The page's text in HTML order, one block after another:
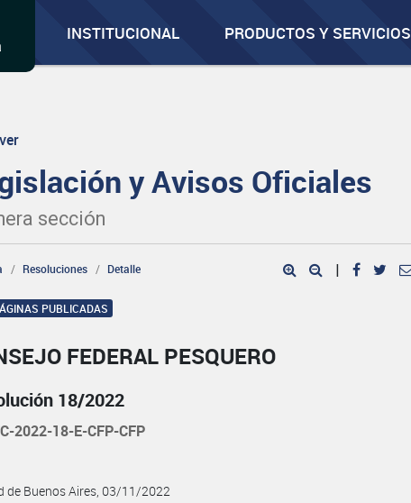
INSTITUCIONAL PRODUCTOS Y SERVICIOS
y Avisos Oficiales
sección
Resoluciones Detalle |
PUBLICADAS
FEDERAL PESQUERO
18/2022
2022-18-E-CFP-CFP
de Buenos Aires, 03/11/2022